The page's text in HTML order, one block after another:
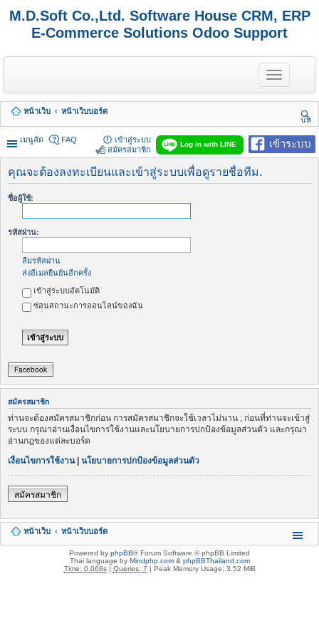
M.D.Soft Co.,Ltd. Software House CRM, ERP
E-Commerce Solutions Odoo Support
T
o
g
e
n
a
v
g
หน้าเว็บ
หน้าเว็บบอร์ด
นห
า
เมนูลัด
เข้าระบบ
Log in with LINE
FAQ
เข้าสู่ระบบ
สมัครสมาชิก
คุณจะต้องลงทะเบียนและเข้าสู่ระบบเพื่อดูรายชื่อทีม.
ชื่อผู้ใช้:
รหัสผ่าน:
ลืมรหัสผ่าน
ส่งอีเมลยืนยันอีกครั้ง
เข้าสู่ระบบอัตโนมัติ
ซ่อนสถานะการออนไลน์ของฉัน
Facebook
สมัครสมาชิก
ท่านจะต้องสมัครสมาชิกก่อน การสมัครสมาชิกจะใช้เวลาไม่นาน ; ก่อนที่ท่านจะเข้าสู่
ระบบ กรุณาอ่านเงื่อนไขการใช้งานและนโยบายการปกป้องข้อมูลส่วนตัว และกรุณา
อ่านกฎของแต่ละบอร์ด
เงื่อนไขการใช้งาน| นโยบายการปกป้องข้อมูลส่วนตัว
สมัครสมาชิก
หน้าเว็บ หน้าเว็บบอร์ด
Powered by phpBB® Forum Software © phpBB Limited
Thai language by Mindphp.com& phpBBThailand.com
Time: 0.068s| Queries: 7 | Peak Memory Usage: 3.52 MiB